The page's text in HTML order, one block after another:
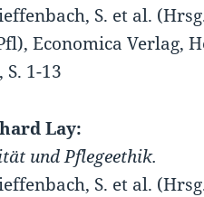
S. et al.
Economica Verlag,
S. 1-13
Lay:
und Pflegeethik.
S. et al.